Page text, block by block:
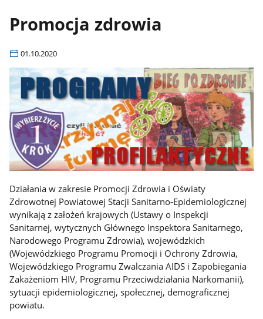
Promocja zdrowia
01.10.2020
Działania w zakresie Promocji Zdrowia i Oświaty
Zdrowotnej Powiatowej Stacji Sanitarno-Epidemiologicznej
wynikają z założeń krajowych (Ustawy o Inspekcji
Sanitarnej, wytycznych Głównego Inspektora Sanitarnego,
Narodowego Programu Zdrowia), wojewódzkich
(Wojewódzkiego Programu Promocji i Ochrony Zdrowia,
Wojewódzkiego Programu Zwalczania AIDS i Zapobiegania
Zakażeniom HIV, Programu Przeciwdziałania Narkomanii),
sytuacji epidemiologicznej, społecznej, demograficznej
powiatu.